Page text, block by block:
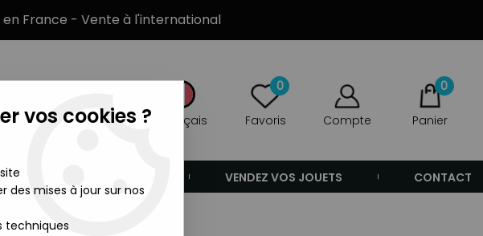
en France - Vente à l'international
Français
0
Favoris Compte
0
Panier
VENDEZ VOS JOUETS CONTACT
vos cookies ?
des mises à jour sur nos
techniques